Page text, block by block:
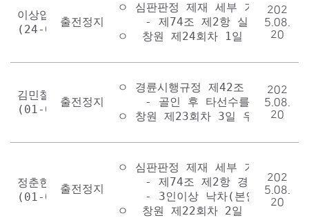
이상엽
(24-017)
출전정지 1회
ㅇ 심판판정 제재 세부 기준표
- 제74조 제2항 실격을 받은
ㅇ  창원 제24회차 1일 선발 2경
202
5.08.
20
김민철
(01-004)
출전정지 1회
ㅇ 경륜시행규정 제42조 제17호
- 골인 후 타선수를 낙차시킨
ㅇ 창원 제23회차 3일 우수 3경주
202
5.08.
20
정춘현
(01-041)
출전정지 1회
ㅇ 심판판정 제재 세부 기준표
- 제74조 제2항 경고(상호복
- 3인이상 낙차(본인포함)시
ㅇ  창원 제22회차 2일 선발 2경
202
5.08.
20